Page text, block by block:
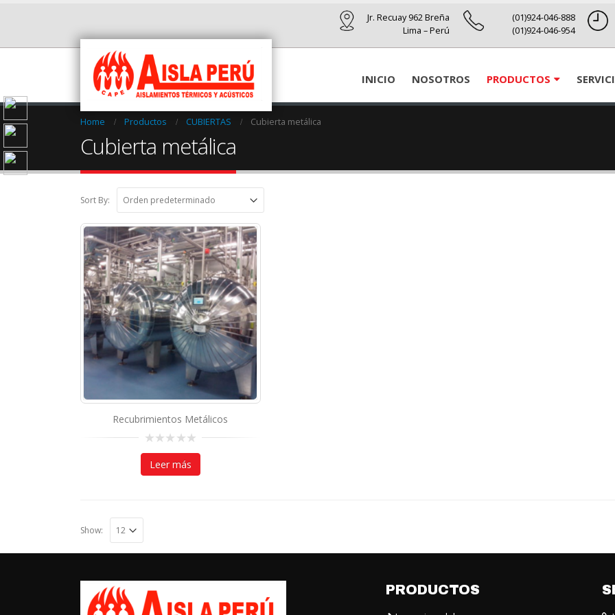
Jr. Recuay 962 Breña
Lima – Perú
(01)924-046-888
(01)924-046-954
INICIO NOSOTROS PRODUCTOS
Home Productos CUBIERTAS Cubierta metálica
Cubierta metálica
Sort By:
Recubrimientos Metálicos
0
outLeer más
Show:
PRODUCTOS